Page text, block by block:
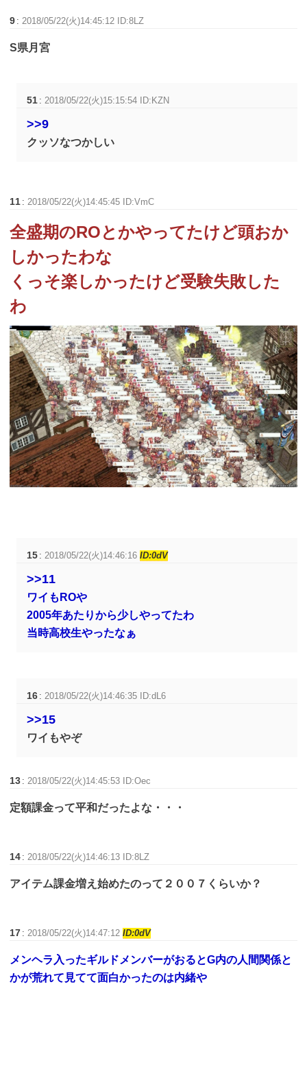
9 :2018/05/22(火)14:45:12 ID:8LZ
S県月宮
51 :2018/05/22(火)15:15:54 ID:KZN
>>9
クッソなつかしい
11 :2018/05/22(火)14:45:45 ID:VmC
全盛期のROとかやってたけど頭おか
しかったわな
くっそ楽しかったけど受験失敗した
わ
15 :2018/05/22(火)14:46:16ID:0dV
>>11
ワイもROや
2005年あたりから少しやってたわ
当時高校生やったなぁ
16 :2018/05/22(火)14:46:35 ID:dL6
>>15
ワイもやぞ
13 : 2018/05/22(火)14:45:53 ID:Oec
定額課金って平和だったよな・・・
14 : 2018/05/22(火)14:46:13 ID:8LZ
アイテム課金増え始めたのって２００７くらいか？
17 : 2018/05/22(火)14:47:12ID:0dV
メンヘラ入ったギルドメンバーがおるとG内の人間関係と
かが荒れて見てて面白かったのは内緒や